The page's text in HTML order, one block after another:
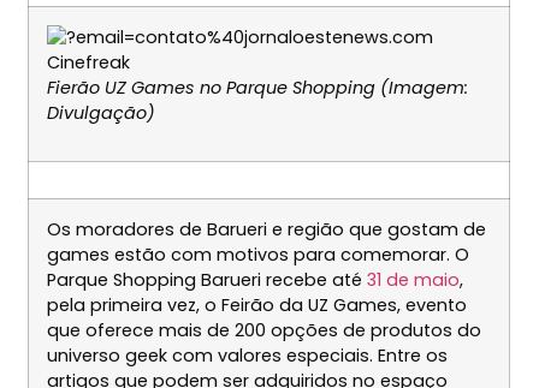
Fierão UZ Games no Parque Shopping (Imagem:
Divulgação)
Os moradores de Barueri e região que gostam de
games estão com motivos para comemorar. O
Parque Shopping Barueri recebe até31 de maio,
pela primeira vez, o Feirão da UZ Games, evento
que oferece mais de 200 opções de produtos do
universo geek com valores especiais. Entre os
artigos que podem ser adquiridos no espaço